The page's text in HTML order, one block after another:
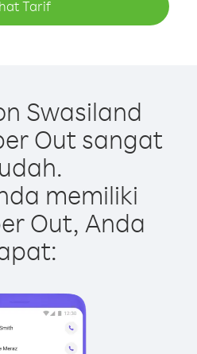
Tarif
Swasiland
Out sangat
memiliki
Out, Anda